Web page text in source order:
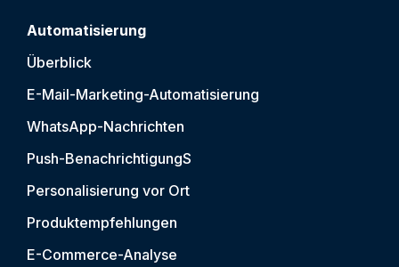
Automatisierung
Überblick
E-Mail-Marketing-Automatisierung
WhatsApp-Nachrichten
Push-BenachrichtigungS
Personalisierung vor Ort
Produktempfehlungen
E-Commerce-Analyse